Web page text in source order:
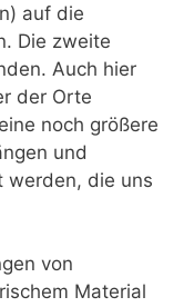
auf die
Die zweite
Auch hier
der Orte
noch größere
und
werden, die uns
von
Material